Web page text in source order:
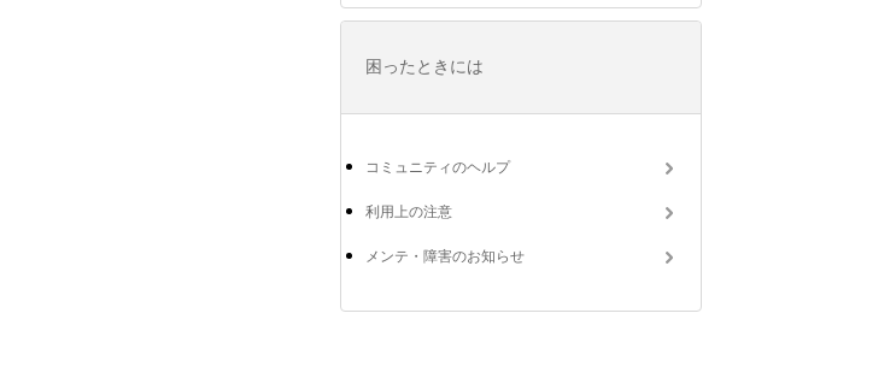
困ったときには
コミュニティのヘルプ
利用上の注意
メンテ・障害のお知らせ